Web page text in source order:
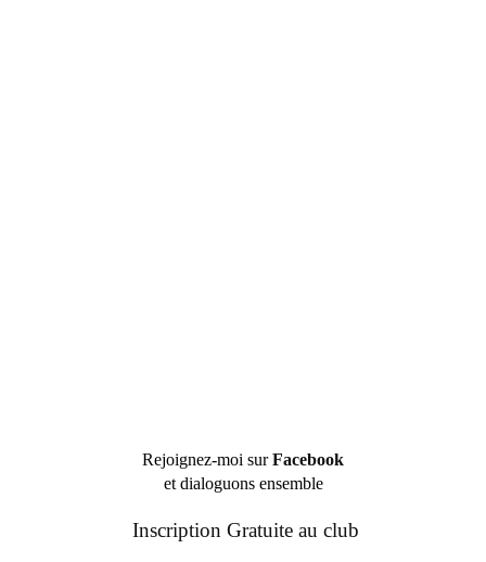
Rejoignez-moi surFacebook
et dialoguons ensemble
Inscription Gratuite au club